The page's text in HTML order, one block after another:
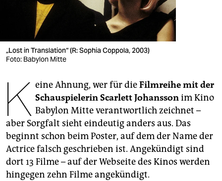
fragen & hilfe
unterstützen
genossenschaft
epaper login
„Lost in Translation“ (R: Sophia Coppola, 2003)
Foto: Babylon Mitte
K eine Ahnung, wer für dieFilmreihe mit der
Schauspielerin Scarlett Johanssonim Kino
Babylon Mitte verantwortlich zeichnet –
aber Sorgfalt sieht eindeutig anders aus. Das
beginnt schon beim Poster, auf dem der Name der
Actrice falsch geschrieben ist. Angekündigt sind
dort 13 Filme – auf der Webseite des Kinos werden
hingegen zehn Filme angekündigt.